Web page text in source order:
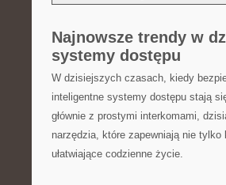
Najnowsze⁤ trendy​ w
systemy dostępu
W dzisiejszych⁣ czasach, kiedy​
inteligentne systemy dostępu stają
głównie z prostymi interkomami,
⁢narzędzia, które zapewniają nie
ułatwiające codzienne życie.